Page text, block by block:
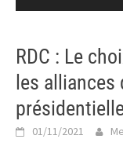
RDC : Le
les
01/11/2021